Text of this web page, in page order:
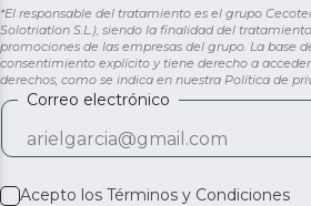
*El responsable del tratamiento es el grupo
Solotriatlon S.L.), siendo la finalidad del
promociones de las empresas del grupo. La base
consentimiento explícito y tiene derecho a
derechos, como se indica en nuestra Política de
Correo electrónico
Acepto los Términos y Condiciones